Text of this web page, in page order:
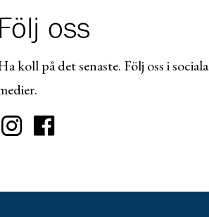
Följ oss
koll på det senaste. Följ oss i sociala